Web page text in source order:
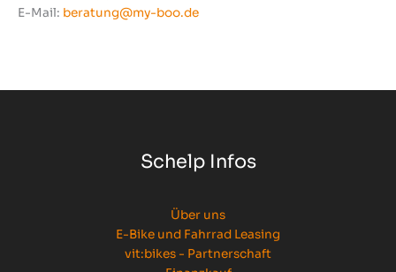
E-Mail: beratung@my-boo.de
Schelp Infos
Über uns
E-Bike und Fahrrad Leasing
vit:bikes - Partnerschaft